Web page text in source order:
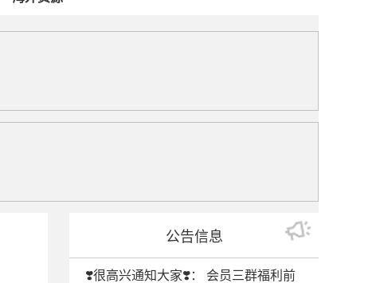
公告信息
❣️很高兴通知大家❣️： 会员三群福利前